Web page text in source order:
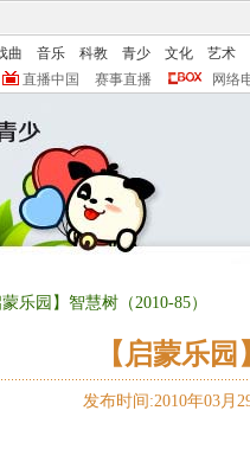
曲 音乐 科教 青少 文化
艺术
直播中国 赛事直播 网络
乐园】智慧树（2010-85）
【启蒙乐
发布时间:2010年03月